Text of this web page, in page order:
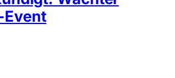
Event